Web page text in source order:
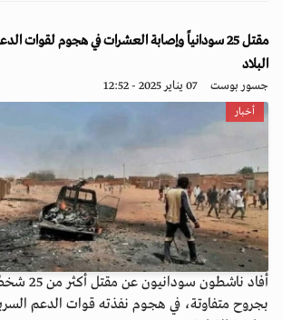
مقتل 25 سودانياً وإصابة العشرات في هجوم لقوات
البلاد
جسور بوست 07 يناير 2025 - 12:52
أخبار
أفاد
بجروح متفاوتة، في هجوم نفذته قوات الدعم